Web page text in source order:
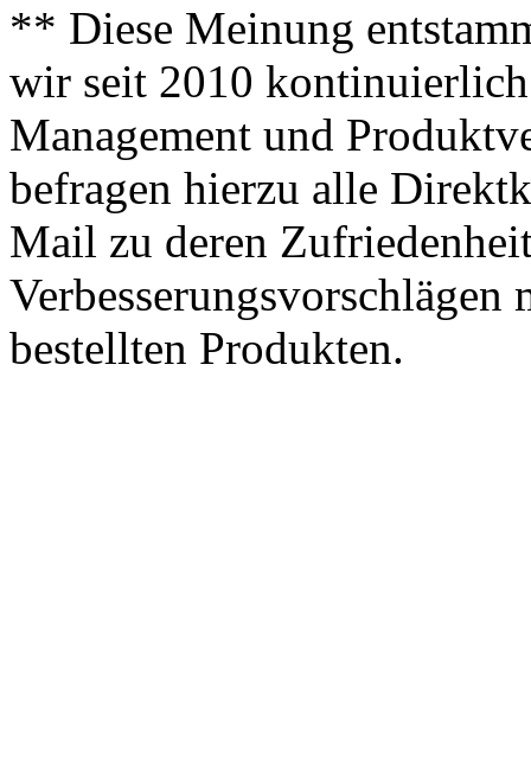
** Diese Meinung
wir seit 2010
Management und
befragen hierzu alle
Mail zu deren
bestellten Produkten.